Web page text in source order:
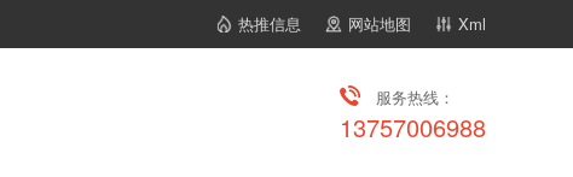
Xml
网站地图
热推信息
服务热线：
13757006988